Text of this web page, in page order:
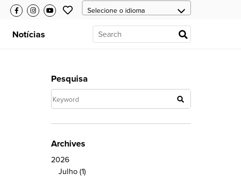
Notícias
Pesquisa
Archives
2026
Julho (1)